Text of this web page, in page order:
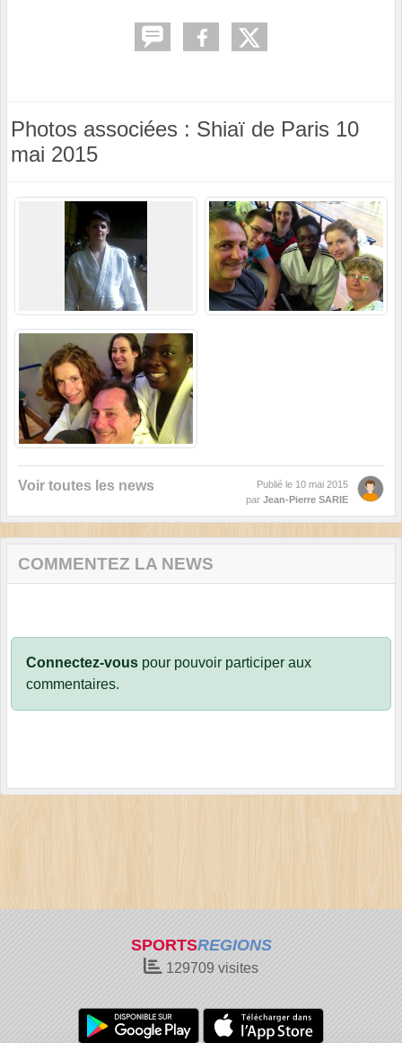
Photos associées : Shiaï de Paris 10
mai 2015
Voir toutes les news Publié le 10 mai 2015
par Jean-Pierre SARIE
COMMENTEZ LA NEWS
Connectez-vous pour pouvoir participer aux
commentaires.
SPORTSREGIONS
129709 visites